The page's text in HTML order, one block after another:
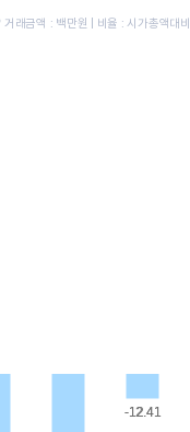
거래금액 : 백만원 | 비율 : 시가총액대비
-12.41
-12.41